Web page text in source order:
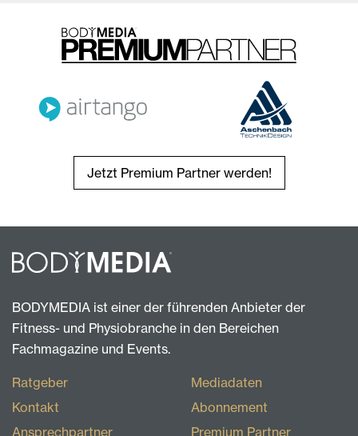
Jetzt Premium Partner werden!
BODYMEDIA ist einer der führenden Anbieter der
Fitness- und Physiobranche in den Bereichen
Fachmagazine und Events.
Ratgeber
Kontakt
Ansprechpartner
Mediadaten
Abonnement
Premium Partner